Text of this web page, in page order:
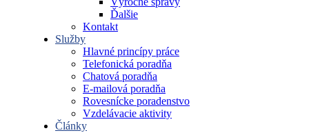
Ďalšie
Kontakt
Služby
Hlavné princípy práce
Telefonická poradňa
Chatová poradňa
E-mailová poradňa
Rovesnícke poradenstvo
Vzdelávacie aktivity
Články